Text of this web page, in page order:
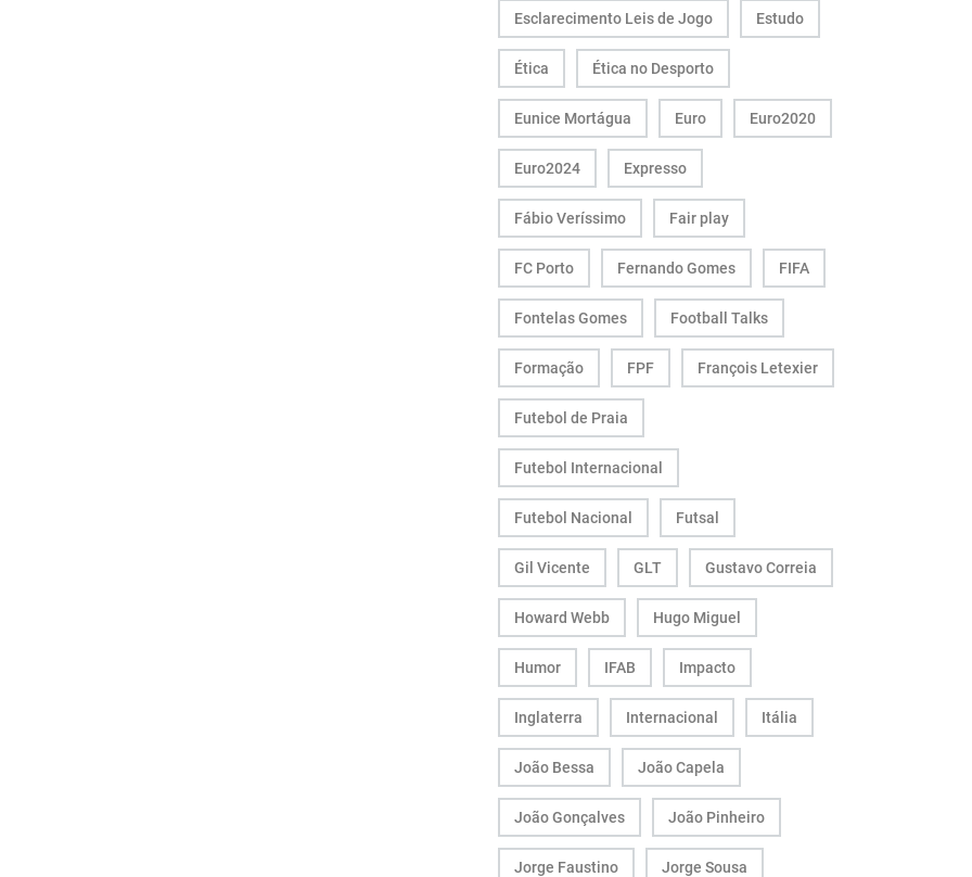
Esclarecimento Leis de Jogo Estudo
Ética Ética no Desporto
Eunice Mortágua Euro Euro2020
Euro2024 Expresso
Fábio Veríssimo Fair play
FC Porto Fernando Gomes FIFA
Fontelas Gomes Football Talks
Formação FPF François Letexier
Futebol de Praia
Futebol Internacional
Futebol Nacional Futsal
Gil Vicente GLT Gustavo Correia
Howard Webb Hugo Miguel
Humor IFAB Impacto
Inglaterra Internacional Itália
João Bessa João Capela
João Gonçalves João Pinheiro
Jorge Faustino Jorge Sousa